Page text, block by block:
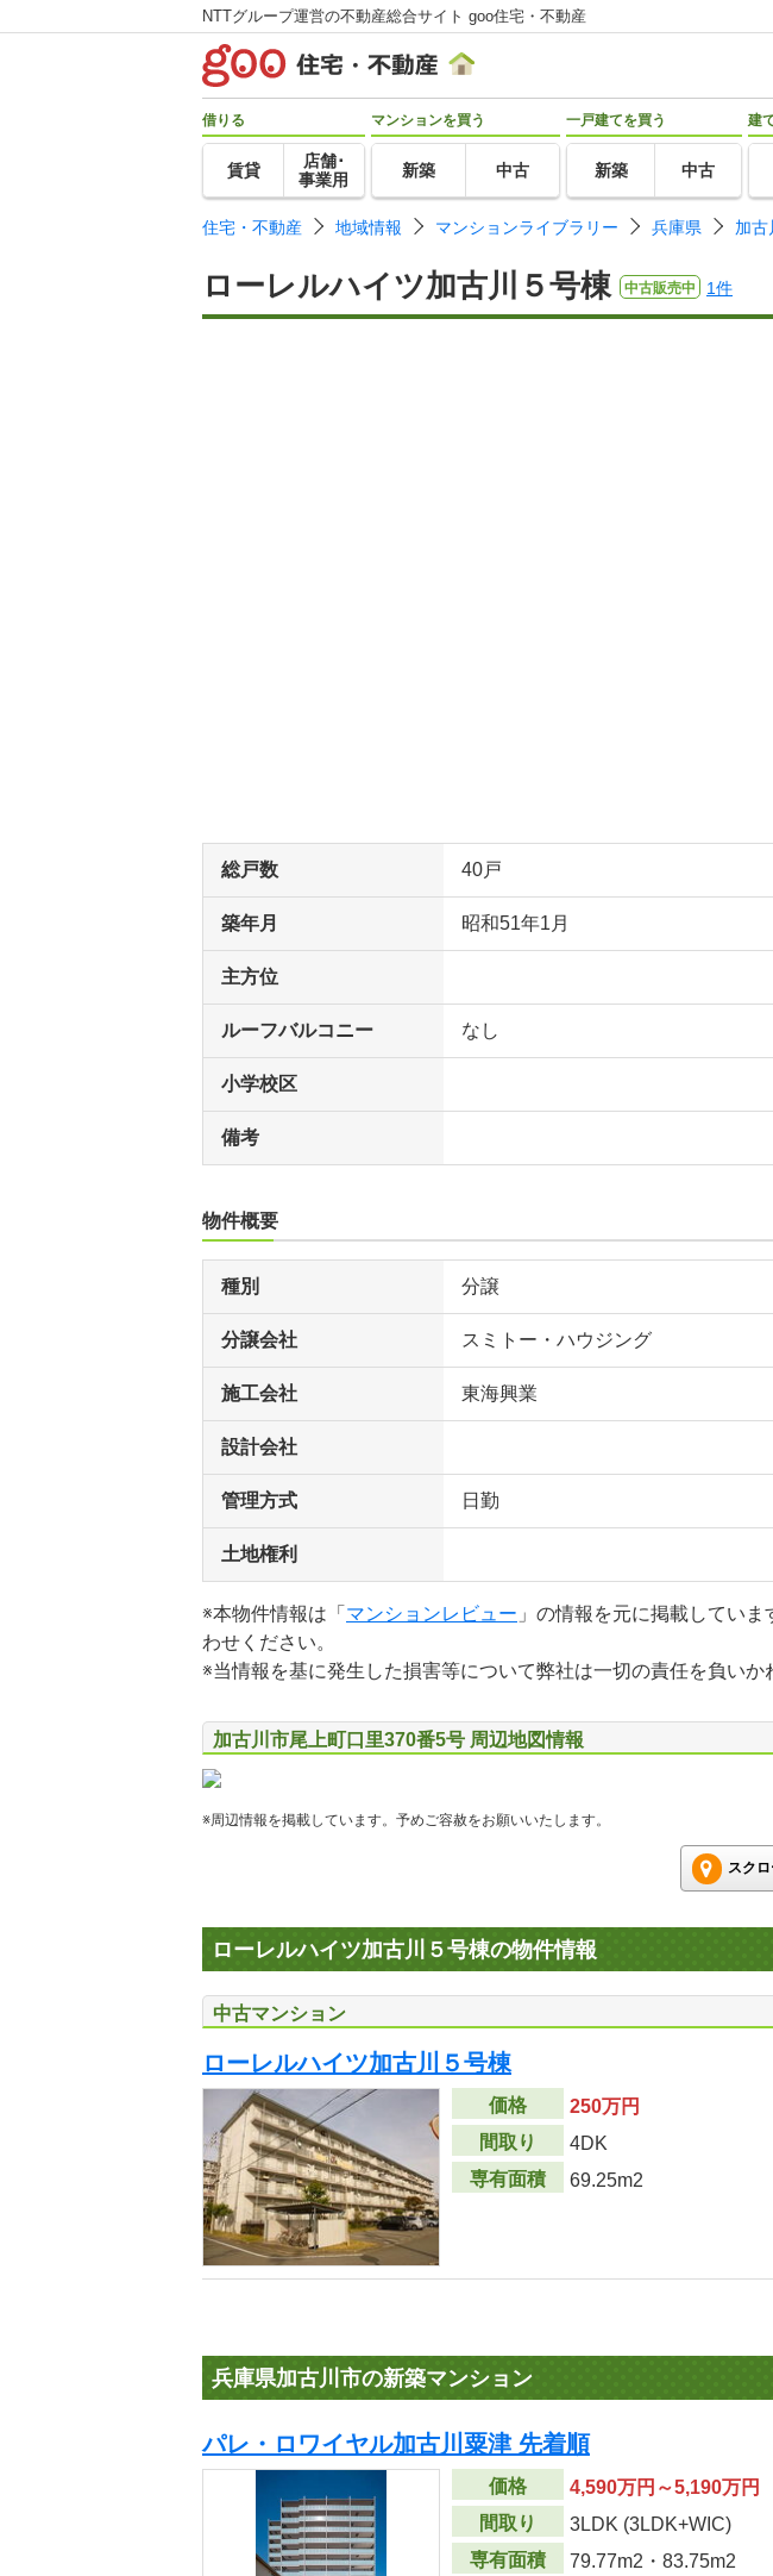
NTTグループ運営の不動産総合サイト goo住宅・不動産
借りる
賃貸
店舗･
事業用
マンションを買う
新築 中古
一戸建てを買う
新築 中古
建
住宅・不動産 地域情報 マンションライブラリー 兵庫県 加古
ローレルハイツ加古川５号棟 中古販売中 1件
総戸数 40戸
築年月 昭和51年1月
主方位
ルーフバルコニー なし
小学校区
備考
物件概要
種別 分譲
分譲会社 スミトー・ハウジング
施工会社 東海興業
設計会社
管理方式 日勤
土地権利
※本物件情報は「 マンションレビュー 」の情報を元に掲載してい
わせください。
※当情報を基に発生した損害等について弊社は一切の責任を負いか
加古川市尾上町口里370番5号 周辺地図情報
※周辺情報を掲載しています。予めご容赦をお願いいたします。
スク
ローレルハイツ加古川５号棟の物件情報
中古マンション
ローレルハイツ加古川５号棟
価格
250万円
間取り
4DK
専有面積
69.25m2
兵庫県加古川市の新築マンション
パレ・ロワイヤル加古川粟津 先着順
価格
4,590万円～5,190万円
間取り
3LDK (3LDK+WIC)
専有面積
79.77m2 ・83.75m2